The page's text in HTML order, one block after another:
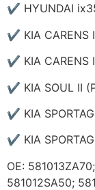
✔ HYUNDAI
✔ KIA CARENS
✔ KIA CARENS
✔ KIA SOUL II
✔ KIA
✔ KIA
ОЕ:
581012SA50;